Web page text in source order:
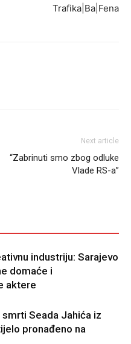
Trafika|Ba|Fena
Next article
“Zabrinuti smo zbog odluke
Vlade RS-a”
industriju: Sarajevo
domaće i
aktere
Seada Jahića iz
pronađeno na